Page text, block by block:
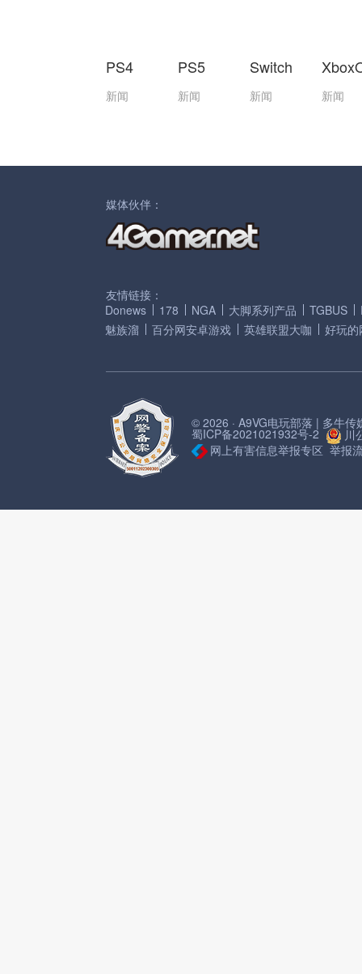
PS4
新闻
PS5
新闻
Switch
新闻 新闻
媒体伙伴：
友情链接：
Donews
178 NGA 大脚系列产品 TGBUS
魅族溜
百分网安卓游戏 英雄联盟大咖 好玩的
© 2026 · A9VG电玩部落 | 多牛传
蜀ICP备2021021932号-2
川
网上有害信息举报专区 举报